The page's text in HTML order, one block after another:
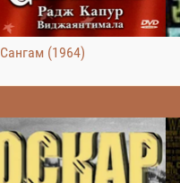
Сангам (1964)